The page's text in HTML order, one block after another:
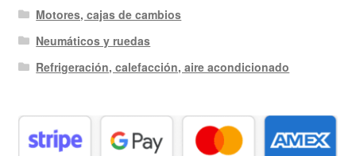
Motores, cajas de cambios
Neumáticos y ruedas
Refrigeración, calefacción, aire acondicionado